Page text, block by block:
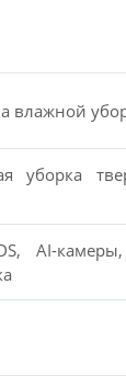
влажной
уборка
AI-